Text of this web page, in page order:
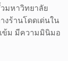
วมหาวิทยาลัย
งร้านโดดเด่นใน
ข้ม มีความมินิมอ